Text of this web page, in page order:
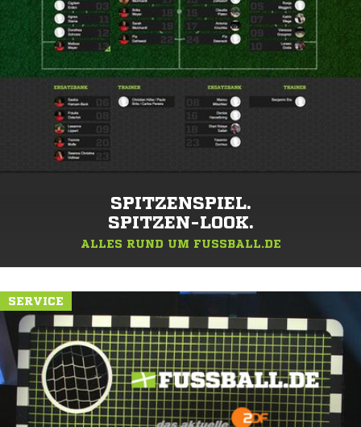
SPITZENSPIEL.
SPITZEN-LOOK.
ALLES RUND UM FUSSBALL.DE
SERVICE